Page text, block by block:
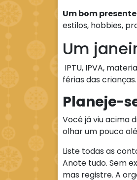
Um bom
estilos, hobbies,
Um
IPTU, IPVA,
férias das
Planeje-
Você já viu acima
olhar um pouco
Liste todas as
Anote tudo. Sem
mas registre. A